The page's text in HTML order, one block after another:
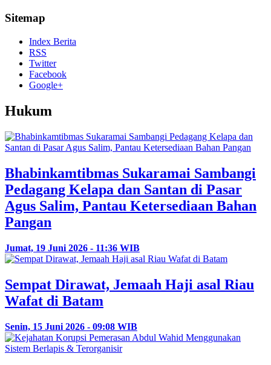
Sitemap
Index Berita
RSS
Twitter
Facebook
Google+
Hukum
Bhabinkamtibmas Sukaramai Sambangi
Pedagang Kelapa dan Santan di Pasar
Agus Salim, Pantau Ketersediaan Bahan
Pangan
Jumat, 19 Juni 2026 - 11:36 WIB
Sempat Dirawat, Jemaah Haji asal Riau
Wafat di Batam
Senin, 15 Juni 2026 - 09:08 WIB